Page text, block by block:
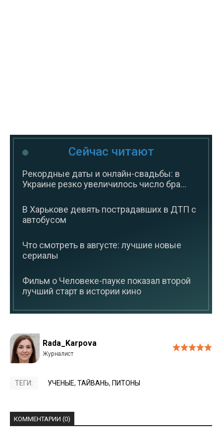
Сейчас читают
Рекордные даты и онлайн-свадьбы: в
Украине резко увеличилось число бра...
В Харькове девять пострадавших в ДТП с
автобусом
Что смотреть в августе: лучшие новые
сериалы
Фильм о Человеке-пауке показал второй
лучший старт в истории кино
Rada_Karpova
ТЕГИ: УЧЕНЫЕ, ТАЙВАНЬ, ПИТОНЫ
КОММЕНТАРИИ (0)